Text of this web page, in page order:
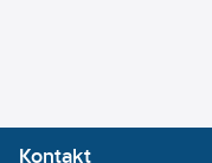
Kontakt